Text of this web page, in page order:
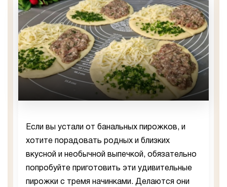
Если вы устали от банальных пирожков, и
хотите порадовать родных и близких
вкусной и необычной выпечкой, обязательно
попробуйте приготовить эти удивительные
пирожки с тремя начинками. Делаются они